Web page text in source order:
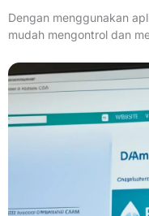
Dengan menggunakan
mudah mengontrol dan